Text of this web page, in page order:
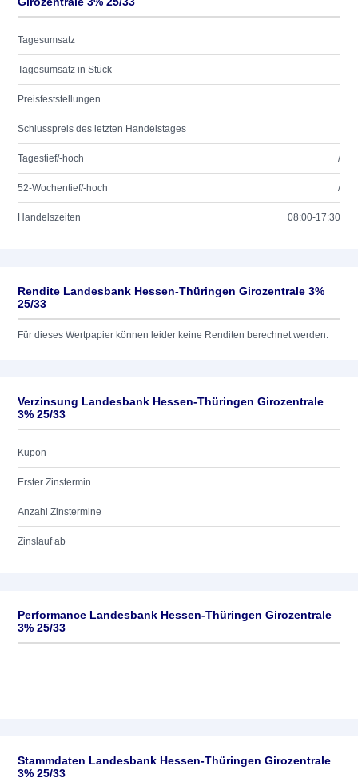
Tagesumsatz
Tagesumsatz in Stück
Preisfeststellungen
Schlusspreis des letzten Handelstages
Tagestief/-hoch /
52-Wochentief/-hoch /
Handelszeiten 08:00-17:30
Rendite Landesbank Hessen-Thüringen Girozentrale 3%
25/33
Für dieses Wertpapier können leider keine Renditen berechnet werden.
Verzinsung Landesbank Hessen-Thüringen Girozentrale
3% 25/33
Kupon
Erster Zinstermin
Anzahl Zinstermine
Zinslauf ab
Performance Landesbank Hessen-Thüringen Girozentrale
3% 25/33
Stammdaten Landesbank Hessen-Thüringen Girozentrale
3% 25/33